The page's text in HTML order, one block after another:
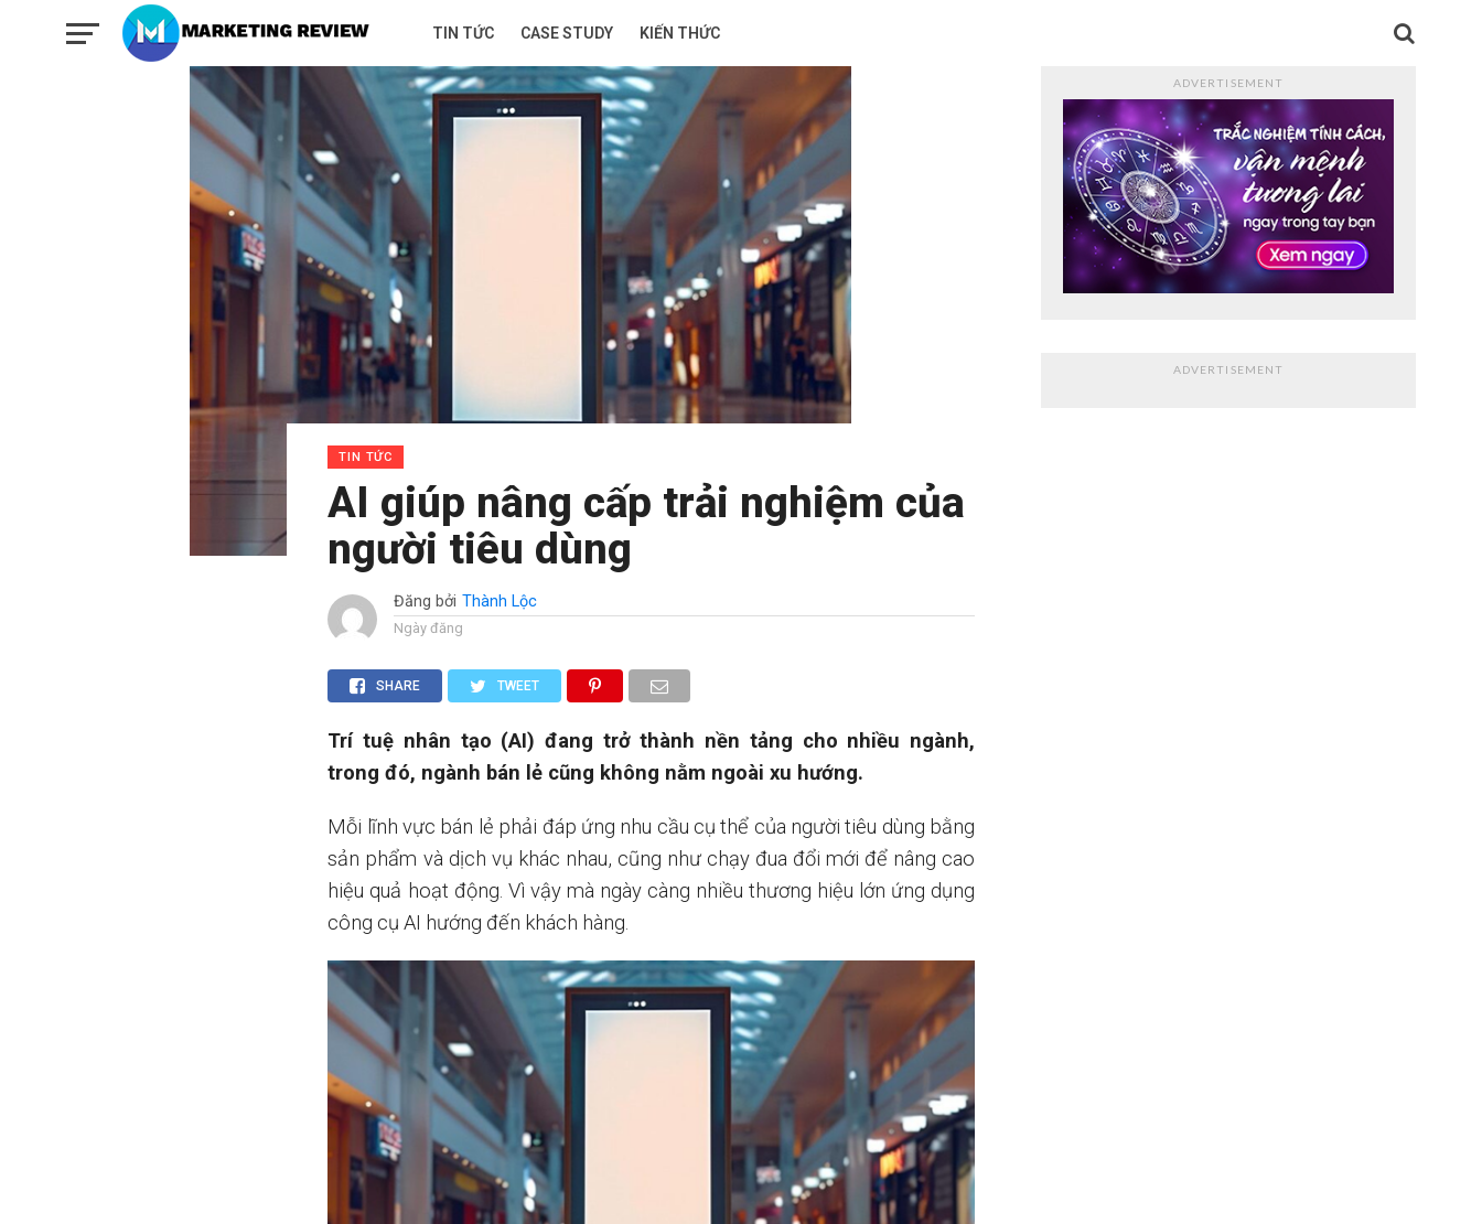
TIN TỨC CASE STUDY KIẾN THỨC
TIN TỨC
AI giúp nâng cấp trải nghiệm của
người tiêu dùng
Đăng bởi Thành Lộc
Ngày đăng
SHARE TWEET
Trí tuệ nhân tạo (AI) đang trở thành nền tảng cho nhiều ngành,
trong đó, ngành bán lẻ cũng không nằm ngoài xu hướng.
Mỗi lĩnh vực bán lẻ phải đáp ứng nhu cầu cụ thể của người tiêu dùng bằng
sản phẩm và dịch vụ khác nhau, cũng như chạy đua đổi mới để nâng cao
hiệu quả hoạt động. Vì vậy mà ngày càng nhiều thương hiệu lớn ứng dụng
công cụ AI hướng đến khách hàng.
ADVERTISEMENT
ADVERTISEMENT